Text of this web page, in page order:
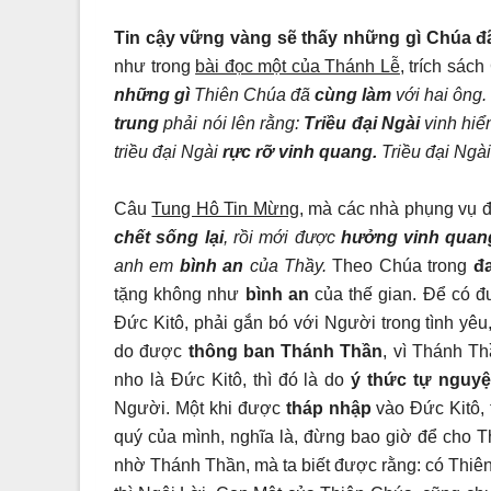
Tin cậy vững vàng sẽ thấy những gì Chúa
như trong bài đọc một của Thánh Lễ, trích
những gì Thiên Chúa đãcùng làm với hai ông.
trung phải nói lên rằng: Triều đại Ngàivinh
triều đại Ngài rực rỡ vinh quang. Triều đại
CâuTung Hô Tin Mừng, mà các nhà phụng vụ
chết sống lại, rồi mới được hưởng vinh
anh em bình an của Thầy. Theo Chúa trong
tặng không như bình an của thế gian. Để có
Đức Kitô, phải gắn bó với Người trong tình
do được thông ban Thánh Thần, vì Thánh
nho là Đức Kitô, thì đó là doý thức tự
Người. Một khi được tháp nhập vào Đức Kitô,
quý của mình, nghĩa là, đừng bao giờ để cho
nhờ Thánh Thần, mà ta biết được rằng: có